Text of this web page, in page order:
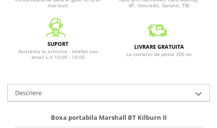
mai bun!
BT, Unicredit, Garanti, TBI
SUPORT
Asistenta la achizitie - telefon sau
email L-V 10:00 - 18:00
LIVRARE GRATUITA
La comenzi de peste 300 lei
Descriere
Boxa portabila Marshall BT Kilburn II